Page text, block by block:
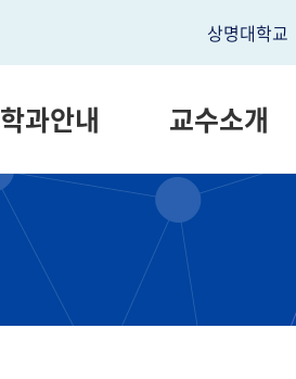
상명대학교
학과안내 교수소개